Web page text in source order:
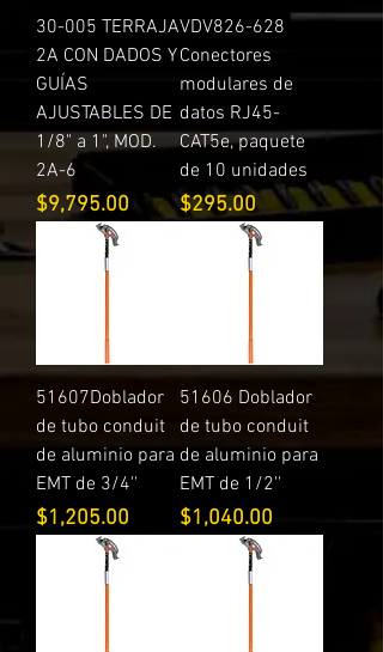
30-005 TERRAJA
2A CON DADOS Y
GUÍAS
AJUSTABLES DE
1/8" a 1", MOD.
2A-6
Precio
$9,795.00
VDV826-628
Conectores
modulares de
datos RJ45-
CAT5e, paquete
de 10 unidades
Precio
$295.00
51607Doblador
de tubo conduit
de aluminio para
EMT de 3/4''
Precio
$1,205.00
51606 Doblador
de tubo conduit
de aluminio para
EMT de 1/2''
Precio
$1,040.00